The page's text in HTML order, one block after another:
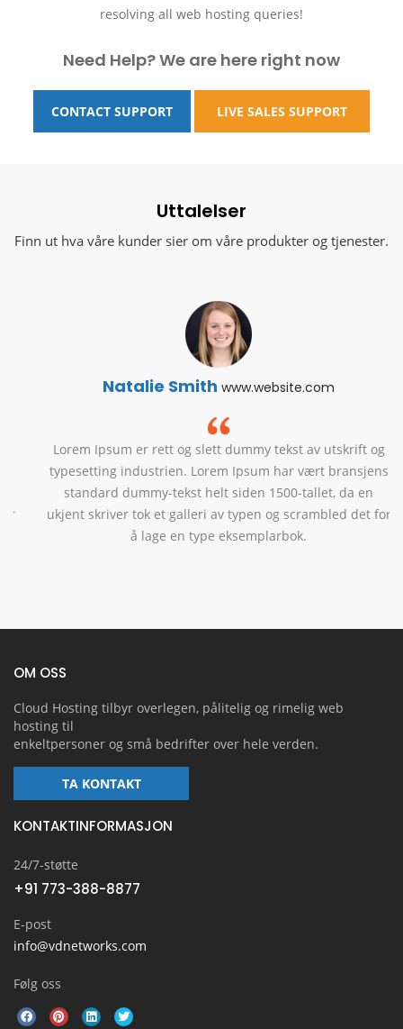
resolving all web hosting queries!
Need Help? We are here right now
CONTACT SUPPORT LIVE SALES SUPPORT
Uttalelser
Finn ut hva våre kunder sier om våre produkter og tjenester.
Natalie Smithwww.website.com
Lorem Ipsum er rett og slett dummy tekst av utskrift og
typesetting industrien. Lorem Ipsum har vært bransjens
standard dummy-tekst helt siden 1500-tallet,da en
ukjent skriver tok et galleri av typen og scrambled det for
å lage en type eksemplarbok.
OM OSS
Cloud Hosting tilbyr overlegen, pålitelig og rimelig web
hosting til
enkeltpersoner og små bedrifter over hele verden.
TA KONTAKT
KONTAKTINFORMASJON
24/7-støtte
+91 773-388-8877
E-post
info@vdnetworks.com
Følg oss